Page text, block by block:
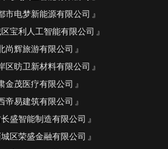
市电梦新能源有限公司
宝利人工智能有限公司
尚辉旅游有限公司
区昉卫新材料有限公司
金茂医疗有限公司
帝易建筑有限公司
盛智能制造有限公司
区荣盛金融有限公司